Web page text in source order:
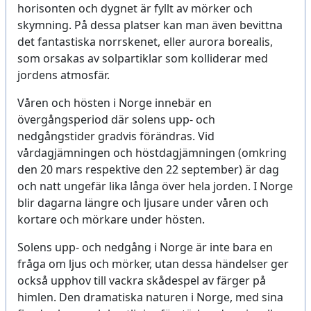
horisonten och dygnet är fyllt av mörker och
skymning. På dessa platser kan man även bevittna
det fantastiska norrskenet, eller aurora borealis,
som orsakas av solpartiklar som kolliderar med
jordens atmosfär.
Våren och hösten i Norge innebär en
övergångsperiod där solens upp- och
nedgångstider gradvis förändras. Vid
vårdagjämningen och höstdagjämningen (omkring
den 20 mars respektive den 22 september) är dag
och natt ungefär lika långa över hela jorden. I Norge
blir dagarna längre och ljusare under våren och
kortare och mörkare under hösten.
Solens upp- och nedgång i Norge är inte bara en
fråga om ljus och mörker, utan dessa händelser ger
också upphov till vackra skådespel av färger på
himlen. Den dramatiska naturen i Norge, med sina